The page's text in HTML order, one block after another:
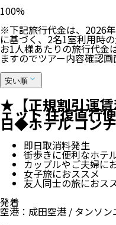
100%
※下記旅行代金は、 2026
に基づく、2名1室利用時
お1人様あたりの旅行代金
ますのでツアー内容確認
安い順
★【正規割引運
ェット 往復直行
日◆ホテル コン
即日取消料発生
街歩きに便利なホテ
カップルやご夫婦に
女子旅におススメ
友人同士の旅におス
発着
空港 ： 成田空港 / タンソ